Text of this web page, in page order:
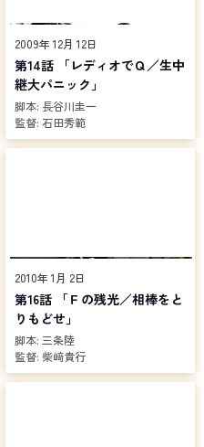
2009年 12月 12日
第14話 「レディオでＱ／生中
継大パニック」
脚本: 長谷川圭一
監督: 石田秀範
2010年 1月 2日
第16話 「Ｆの残光／相棒をと
りもどせ」
脚本: 三条陸
監督: 柴﨑貴行